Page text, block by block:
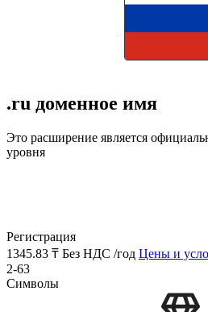
.ru доменное имя
Это расширение является
уровня
Регистрация
1345.83 ₸ Без НДС /год Цены и
2-63
Символы